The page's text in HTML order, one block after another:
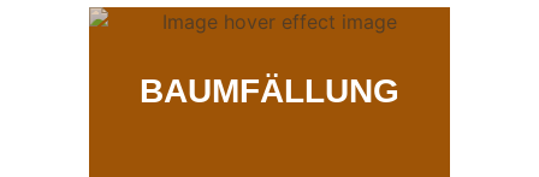
BAUMFÄLLUNG